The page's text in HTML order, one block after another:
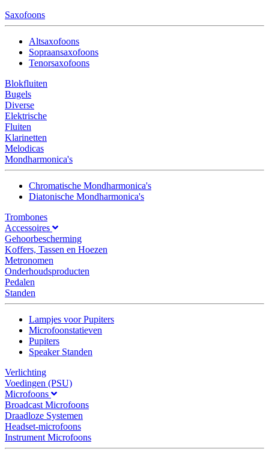
Saxofoons
Altsaxofoons
Sopraansaxofoons
Tenorsaxofoons
Blokfluiten
Bugels
Diverse
Elektrische
Fluiten
Klarinetten
Melodicas
Mondharmonica's
Chromatische Mondharmonica's
Diatonische Mondharmonica's
Trombones
Accessoires
Gehoorbescherming
Koffers, Tassen en Hoezen
Metronomen
Onderhoudsproducten
Pedalen
Standen
Lampjes voor Pupiters
Microfoonstatieven
Pupiters
Speaker Standen
Verlichting
Voedingen (PSU)
Microfoons
Broadcast Microfoons
Draadloze Systemen
Headset-microfoons
Instrument Microfoons